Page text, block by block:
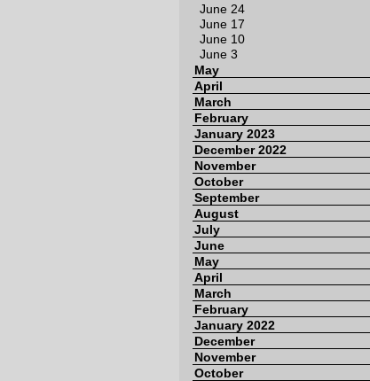
June 24
June 17
June 10
June 3
May
April
March
February
January 2023
December 2022
November
October
September
August
July
June
May
April
March
February
January 2022
December
November
October